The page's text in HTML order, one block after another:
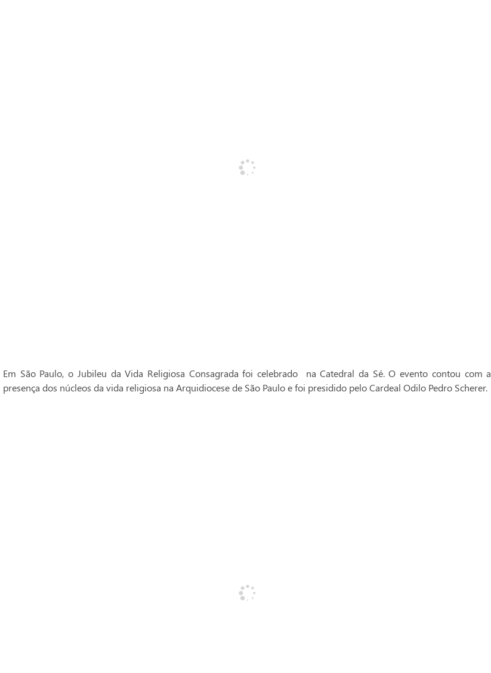
Em São Paulo, o Jubileu da Vida Religiosa Consagrada foi celebrado na Catedral da Sé. O evento contou com a
presença dos núcleos da vida religiosa na Arquidiocese de São Paulo e foi presidido pelo Cardeal Odilo Pedro Scherer.